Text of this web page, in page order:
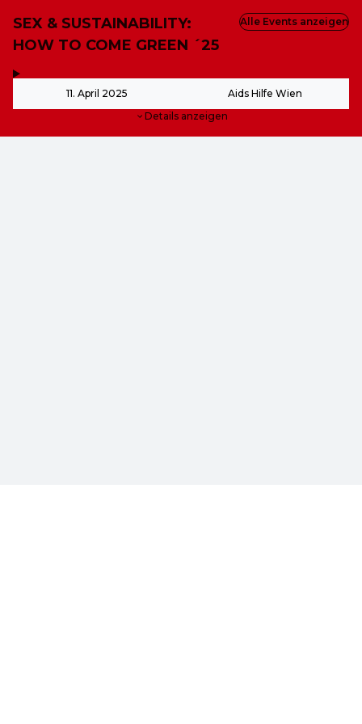
SEX & SUSTAINABILITY:
HOW TO COME GREEN ´25
11. April 2025 Aids Hilfe Wien
Details anzeigen
Alle Events anzeigen